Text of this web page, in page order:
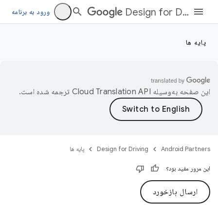
Design for Driving ورود به برنامه
پایه ها
این صفحه به‌وسیله ترجمه شده است.
Android Partners
Design for Driving پایه ها
این مرور مفید بود؟
ارسال بازخورد